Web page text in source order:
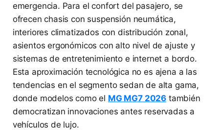
emergencia. Para el confort del pasajero, se
ofrecen chasis con suspensión neumática,
interiores climatizados con distribución zonal,
asientos ergonómicos con alto nivel de ajuste y
sistemas de entretenimiento e internet a bordo.
Esta aproximación tecnológica no es ajena a las
tendencias en el segmento sedan de alta gama,
donde modelos como el MG MG7 2026 también
democratizan innovaciones antes reservadas a
vehículos de lujo.